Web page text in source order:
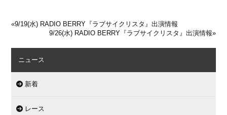
«9/19(水) RADIO BERRY『ラブサイクリスタ』出演情報
9/26(水) RADIO BERRY『ラブサイクリスタ』出演情報»
ニュース
新着
レース